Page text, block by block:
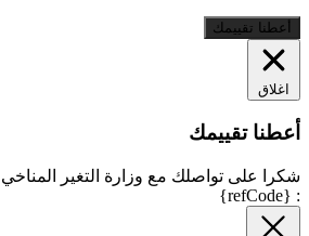
أعطنا تقييمك
اغلاق
أعطنا تقييمك
شكرا على تواصلك مع وزارة التغير المناخي
: {refCode}